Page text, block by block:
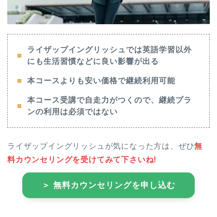
ライザップイングリッシュでは英語学習以外
にも生活習慣などに良い影響が出る
本コースよりも安い価格で継続利用可能
本コース受講で自走力がつくので、継続プラ
ンの利用は必須ではない
ライザップイングリッシュが気になった方は、ぜひ無
料カウンセリングを受けてみて下さいね!
＞ 無料カウンセリングを申し込む